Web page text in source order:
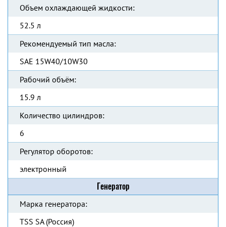
Объем охлаждающей жидкости:
52.5 л
Рекомендуемый тип масла:
SAE 15W40/10W30
Рабочий объём:
15.9 л
Количество цилиндров:
6
Регулятор оборотов:
электронный
Генератор
Марка генератора:
TSS SA (Россия)